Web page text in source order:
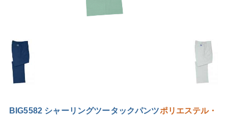
BIG5582 シャーリングツータックパンツポリエステル・